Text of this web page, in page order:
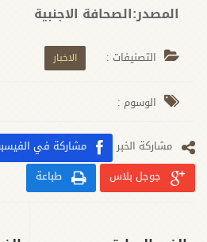
المصدر:الصحافة الاجنبية
التصنيفات : الاخبار
الوسوم :
مشارکة الخبر مشاركة في
جوجل بلاس
طباعة